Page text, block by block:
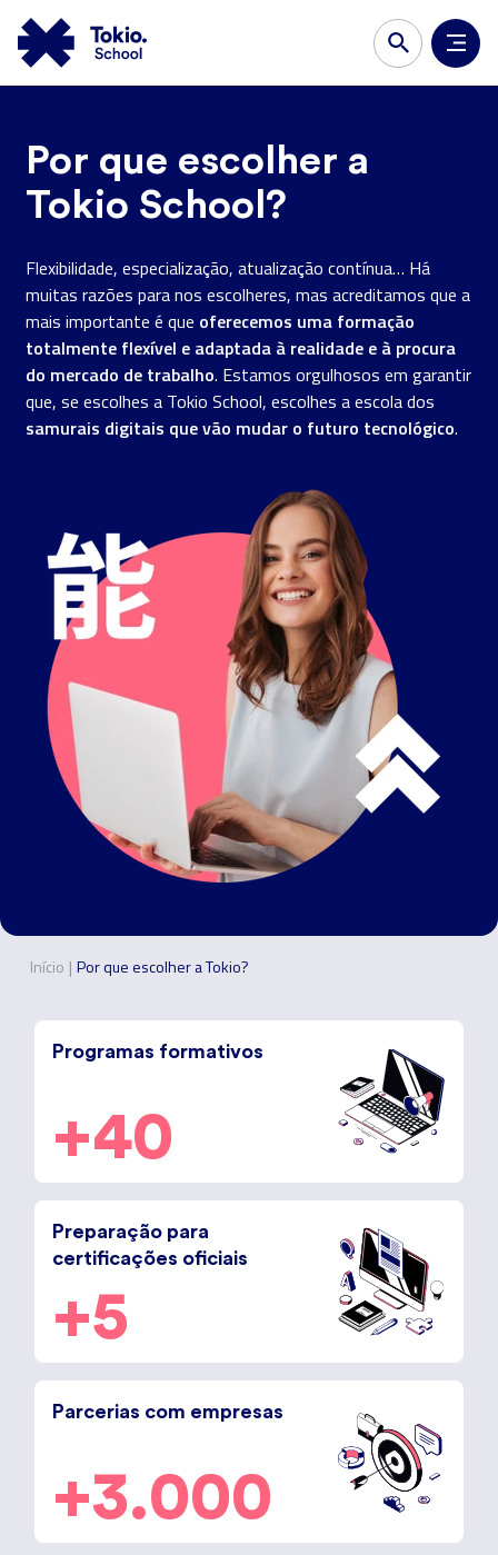
Por que escolher a
Tokio School?
Flexibilidade, especialização, atualização contínua… Há
muitas razões para nos escolheres, mas acreditamos que a
mais importante é que oferecemos uma formação
totalmente flexível e adaptada à realidade e à procura
do mercado de trabalho. Estamos orgulhosos em garantir
que, se escolhes a Tokio School, escolhes a escola dos
samurais digitais que vão mudar o futuro tecnológico.
Início | Por que escolher a Tokio?
Programas formativos
+40
Preparação para
certificações oficiais
+5
Parcerias com empresas
+3.000